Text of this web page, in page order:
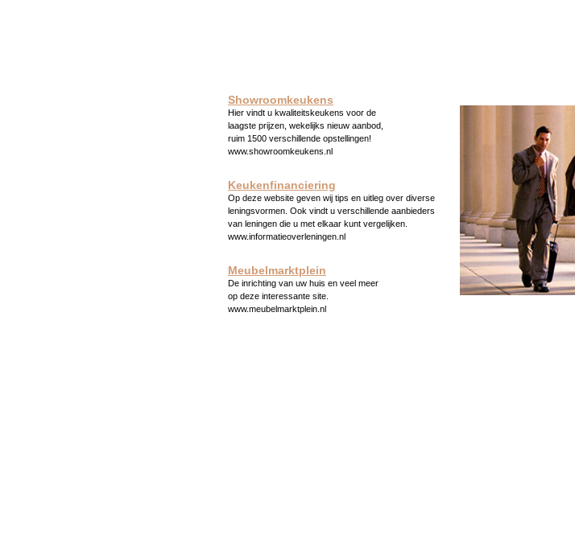
Showroomkeukens
Hier vindt u kwaliteitskeukens voor de
laagste prijzen, wekelijks nieuw aanbod,
ruim 1500 verschillende opstellingen!
www.showroomkeukens.nl
Keukenfinanciering
Op deze website geven wij tips en uitleg over diverse
leningsvormen. Ook vindt u verschillende aanbieders
van leningen die u met elkaar kunt vergelijken.
www.informatieoverleningen.nl
Meubelmarktplein
De inrichting van uw huis en veel meer
op deze interessante site.
www.meubelmarktplein.nl